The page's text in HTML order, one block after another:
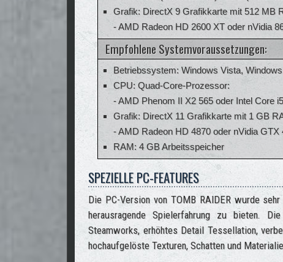
Grafik: DirectX 9 Grafikkarte mit 512 MB
- AMD Radeon HD 2600 XT oder nVidia
Empfohlene Systemvoraussetzungen:
Betriebssystem: Windows Vista,
CPU: Quad-Core-Prozessor:
- AMD Phenom II X2 565 oder Intel Core
Grafik: DirectX 11 Grafikkarte mit 1 GB
- AMD Radeon HD 4870 oder nVidia GTX
RAM: 4 GB Arbeitsspeicher
SPEZIELLE PC-FEATURES
Die PC-Version von TOMB RAIDER wurde
herausragende Spielerfahrung zu bieten.
Steamworks, erhöhtes Detail Tessellation,
hochaufgelöste Texturen, Schatten und